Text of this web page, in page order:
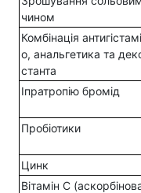
чином
Комбінація
о, анальгетика та
станта
Іпратропію бромід
Пробіотики
Цинк
Вітамін С